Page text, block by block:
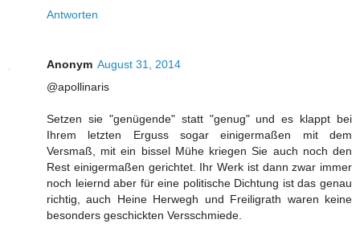
Antworten
Anonym August 31, 2014
@apollinaris
Setzen sie "genügende" statt "genug" und es klappt bei
Ihrem letzten Erguss sogar einigermaßen mit dem
Versmaß, mit ein bissel Mühe kriegen Sie auch noch den
Rest einigermaßen gerichtet. Ihr Werk ist dann zwar immer
noch leiernd aber für eine politische Dichtung ist das genau
richtig, auch Heine Herwegh und Freiligrath waren keine
besonders geschickten Versschmiede.